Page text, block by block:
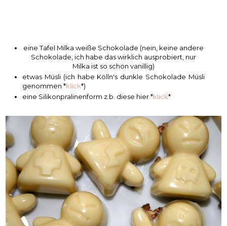
eine Tafel Milka weiße Schokolade (nein, keine andere
Schokolade, ich habe das wirklich ausprobiert, nur
Milka ist so schön vanillig)
etwas Müsli (ich habe Kölln's dunkle Schokolade Müsli
genommen *klick*)
eine Silikonpralinenform z.b. diese hier *klick*